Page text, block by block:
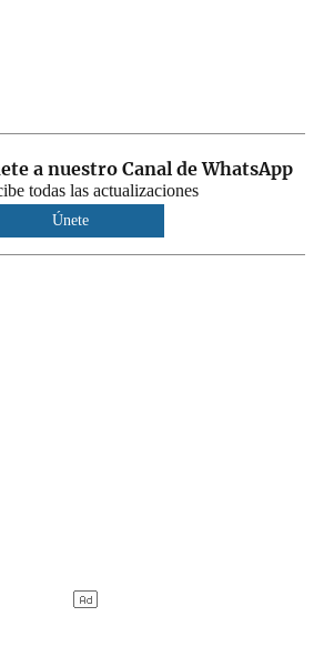
a nuestro Canal de WhatsApp
todas las actualizaciones
Únete